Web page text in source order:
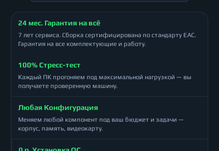
24 мес. Гарантия на всё
7 лет сервиса. Сборка сертифицирована по стандарту ЕАС.
Гарантия на все комплектующие и работу.
100% Стресс-тест
Каждый ПК прогоняем под максимальной нагрузкой — вы
получаете проверенную машину.
Любая Конфигурация
Меняем любой компонент под ваш бюджет и задачи —
корпус, память, видеокарту.